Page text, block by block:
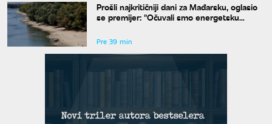
Prošli najkritičniji dani za Mađarsku, oglasio
se premijer: "Očuvali smo energetsku
Pre 39 min